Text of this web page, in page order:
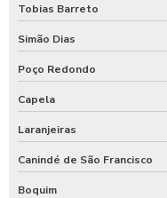
Tobias Barreto
Simão Dias
Poço Redondo
Capela
Laranjeiras
Canindé de São Francisco
Boquim